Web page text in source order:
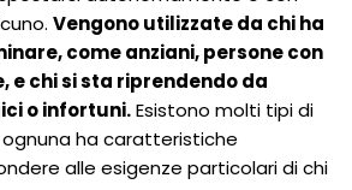
Vengono utilizzate da chi ha
come anziani, persone con
e chi si sta riprendendo da
o infortuni.Esistono molti tipi di
ha caratteristiche
alle esigenze particolari di chi